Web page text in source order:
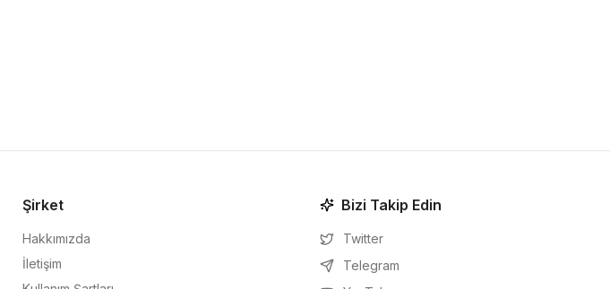
Şirket
Hakkımızda
İletişim
Bizi Takip Edin
Twitter
Telegram